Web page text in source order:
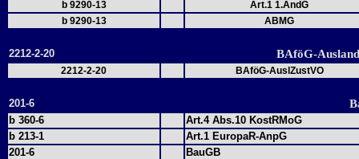
b 9290-13
Art.1 1.ÄndG
b 9290-13
ABMG
2212-2-20 BAföG-
2212-2-20 BAföG-AuslZustVO
201-6
b 360-6
Art.4 Abs.10 KostRMoG
b 213-1
Art.1 EuropaR-AnpG
201-6
BauGB